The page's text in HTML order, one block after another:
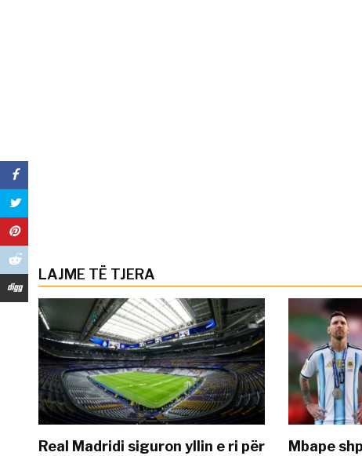
LAJME TË TJERA
Real Madridi siguron yllin e ri për
Mbape